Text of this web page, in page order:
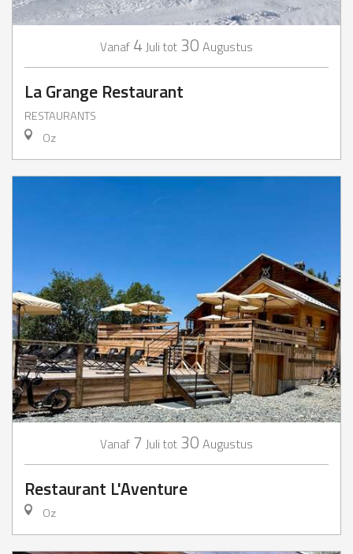
Vanaf 4 Juli tot 30 Augustus
La Grange Restaurant
RESTAURANTS
Oz
Vanaf 7 Juli tot 30 Augustus
Restaurant L'Aventure
Oz